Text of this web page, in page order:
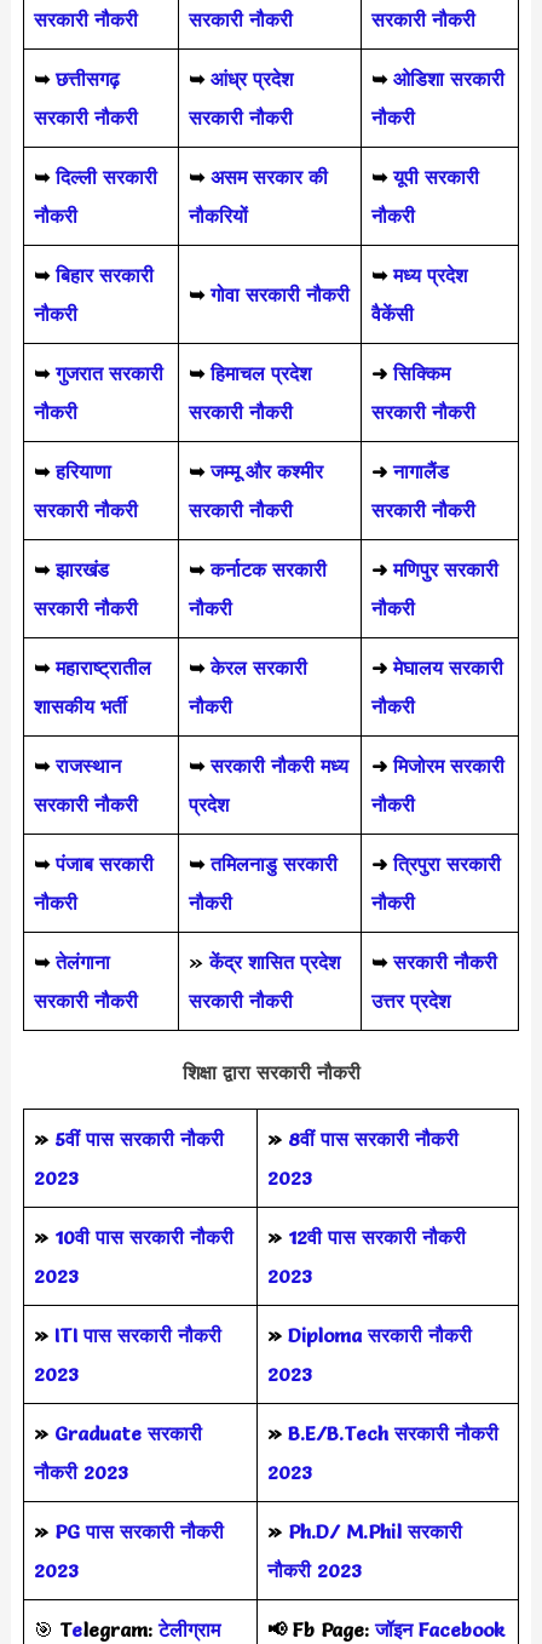
सरकारी नौकरी सरकारी नौकरी सरकारी नौकरी
➥ छत्तीसगढ़
सरकारी नौकरी
➥ आंध्र प्रदेश
सरकारी नौकरी
➥ ओडिशा सरकारी
नौकरी
➥ दिल्ली सरकारी
नौकरी
➥ असम सरकार की
नौकरियों
➥ यूपी सरकारी
नौकरी
➥बिहार सरकारी
नौकरी
➥गोवा सरकारी नौकरी
➥ मध्य प्रदेश
वैकेंसी
➥ गुजरात सरकारी
नौकरी
➥हिमाचल प्रदेश
सरकारी नौकरी
➜ सिक्किम
सरकारी नौकरी
➥हरियाणा
सरकारी नौकरी
➥जम्मू और कश्मीर
सरकारी नौकरी
➜ नागालैंड
सरकारी नौकरी
➥ झारखंड
सरकारी नौकरी
➥ कर्नाटक सरकारी
नौकरी
➜ मणिपुर सरकारी
नौकरी
➥ महाराष्ट्रातील
शासकीय भर्ती
➥ केरल सरकारी
नौकरी
➜ मेघालय सरकारी
नौकरी
➥ राजस्थान
सरकारी नौकरी
➥सरकारी नौकरी मध्य
प्रदेश
➜मिजोरम सरकारी
नौकरी
➥ पंजाब सरकारी
नौकरी
➥ तमिलनाडु सरकारी
नौकरी
➜ त्रिपुरा सरकारी
नौकरी
➥तेलंगाना
सरकारी नौकरी
»केंद्र शासित प्रदेश
सरकारी नौकरी
➥ सरकारी नौकरी
उत्तर प्रदेश
शिक्षा द्वारा सरकारी नौकरी
» 5वीं पास सरकारी नौकरी
2023
» 8वीं पास सरकारी नौकरी
2023
» 10वी पास सरकारी नौकरी
2023
» 12वी पास सरकारी नौकरी
2023
» ITI पास सरकारी नौकरी
2023
» Diploma सरकारी नौकरी
2023
» Graduate सरकारी
नौकरी 2023
» B.E/B.Tech सरकारी नौकरी
2023
» PG पास सरकारी नौकरी
2023
» Ph.D/ M.Phil सरकारी
नौकरी 2023
🎯 Telegram: टेलीग्राम
📢 Fb Page:जॉइन Facebook